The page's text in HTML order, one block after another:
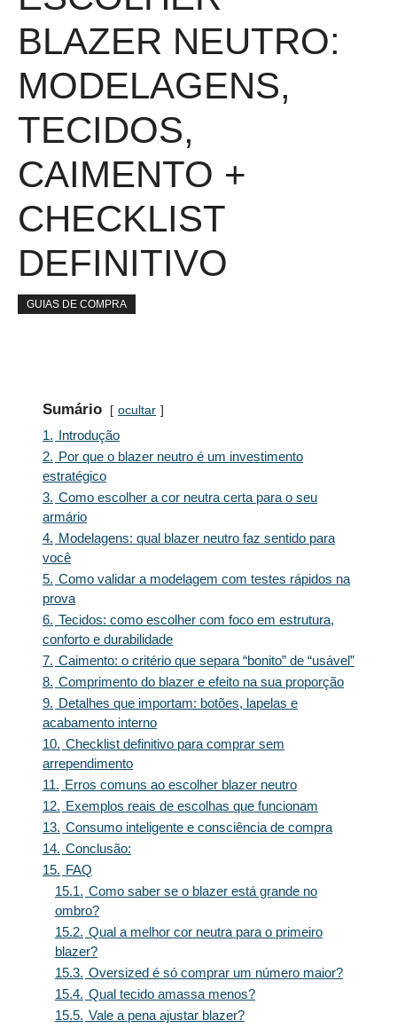
BLAZER NEUTRO:
MODELAGENS,
TECIDOS,
CAIMENTO +
CHECKLIST
DEFINITIVO
GUIAS DE COMPRA
Sumário ocultar
1. Introdução
2. Por que o blazer neutro é um investimento
estratégico
3. Como escolher a cor neutra certa para o seu
armário
4. Modelagens: qual blazer neutro faz sentido para
você
5. Como validar a modelagem com testes rápidos na
prova
6. Tecidos: como escolher com foco em estrutura,
conforto e durabilidade
7. Caimento: o critério que separa “bonito” de “usável”
8. Comprimento do blazer e efeito na sua proporção
9. Detalhes que importam: botões, lapelas e
acabamento interno
10. Checklist definitivo para comprar sem
arrependimento
11. Erros comuns ao escolher blazer neutro
12. Exemplos reais de escolhas que funcionam
13. Consumo inteligente e consciência de compra
14. Conclusão:
15. FAQ
15.1. Como saber se o blazer está grande no
ombro?
15.2. Qual a melhor cor neutra para o primeiro
blazer?
15.3. Oversized é só comprar um número maior?
15.4. Qual tecido amassa menos?
15.5. Vale a pena ajustar blazer?